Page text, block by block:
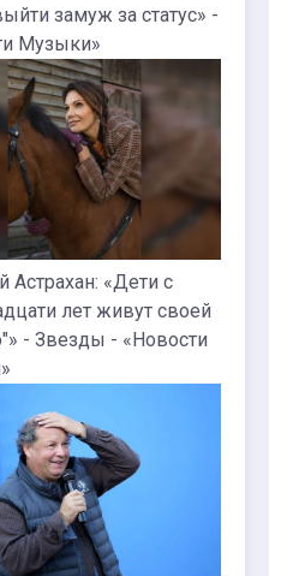
/Кино/СТАТЬИ Биографии
замуж за статус» -
Музыки»
Астрахан: «Дети с
лет живут своей
- Звезды - «Новости